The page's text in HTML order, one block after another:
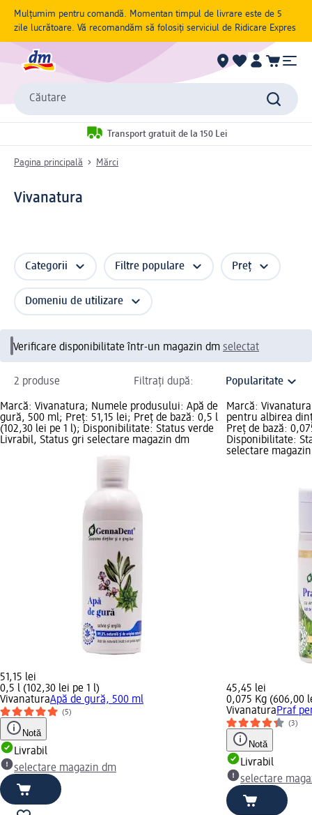
Mulțumim pentru comandă. Momentan timpul de livrare este de 5
zile lucrătoare. Vă recomandăm să folosiți serviciul de Ridicare Expres
Căutare
Transport gratuit de la 150 Lei
Pagina principală Mărci
Vivanatura
Categorii Filtre populare Preț
Domeniu de utilizare
Verificare disponibilitate într-un magazin dm selectat
2 produse Filtrați după:
Marcă: Vivanatura; Numele produsului: Apă de
gură, 500 ml; Preț: 51,15 lei; Preț de bază: 0,5 l
(102,30 lei pe 1 l); Disponibilitate: Status verde
Livrabil, Status gri selectare magazin dm
51,15 lei
0,5 l (102,30 lei pe 1 l)
VivanaturaApă de gură, 500 ml
(5)
Notă
Livrabil
selectare magazin dm
Marcă:
pentru albirea
Preț de bază:
Disponibilitate:
selectare
45,45 lei
0,075 Kg (606,00
VivanaturaPraf
(3)
Notă
Livrabil
selectare